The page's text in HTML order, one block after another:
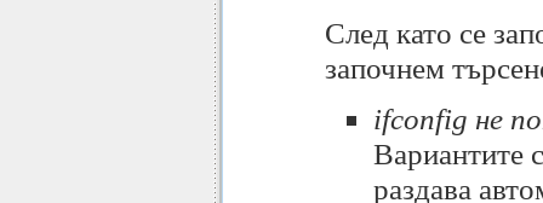
След като се
започнем
ifconfig не
Вариантите
раздава